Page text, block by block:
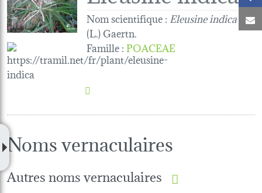
Nom scientifique : Eleusine indica
(L.) Gaertn.
Famille:POACEAE
Noms vernaculaires
Autres noms vernaculaires